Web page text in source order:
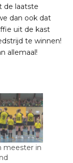
de laatste
dan ook dat
uit de kast
te winnen!
allemaal!
meester in